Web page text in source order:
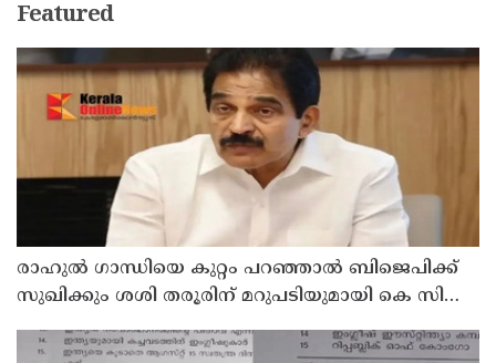
Featured
രാഹുല്‍ ഗാന്ധിയെ കുറ്റം പറഞ്ഞാല്‍ ബിജെപിക്ക്
സുഖിക്കും ശശി തരൂരിന് മറുപടിയുമായി കെ സി